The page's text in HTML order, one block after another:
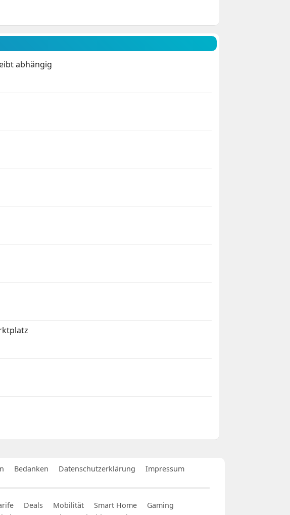
abhängig
Bedanken Datenschutzerklärung
Impressum
Deals Mobilität Smart Home
Gaming